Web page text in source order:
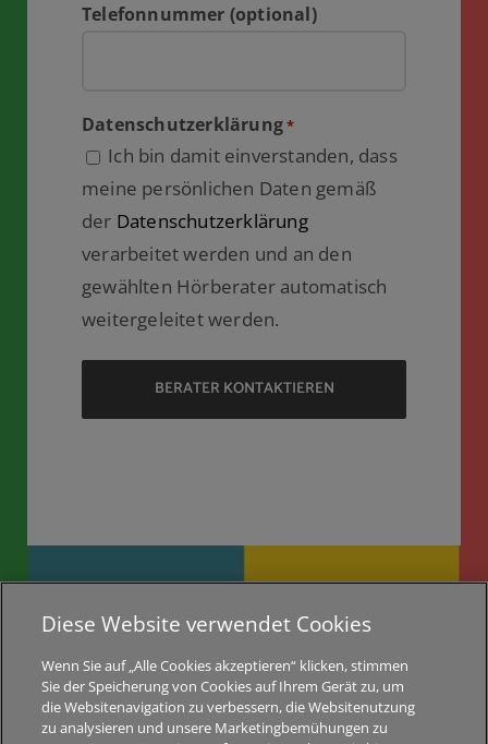
Telefonnummer (optional)
Datenschutzerklärung*
Ich bin damit einverstanden, dass
meine persönlichen Daten gemäß
der Datenschutzerklärung
verarbeitet werden und an den
gewählten Hörberater automatisch
weitergeleitet werden.
Diese Website verwendet Cookies
Wenn Sie auf „Alle Cookies akzeptieren“ klicken, stimmen
Sie der Speicherung von Cookies auf Ihrem Gerät zu, um
die Websitenavigation zu verbessern, die Websitenutzung
zu analysieren und unsere Marketingbemühungen zu